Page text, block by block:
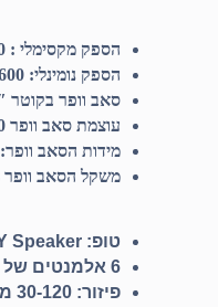
הספק מקסימלי : 1200 Watt
הספק נומינלי: 600 Watt RMS
סאב וופר בקוטר 12″
עוצמת סאב וופר 300 Watt RMS
מידות הסאב וופר: 650*520*361 מ”מ
משקל הסאב וופר 18 ק”ג
טופ: VERTICAL ARRAY Speaker
6 אלמנטים של 3″ כ”א + דרייבר 1″
פיזור: 30-120 מעלות